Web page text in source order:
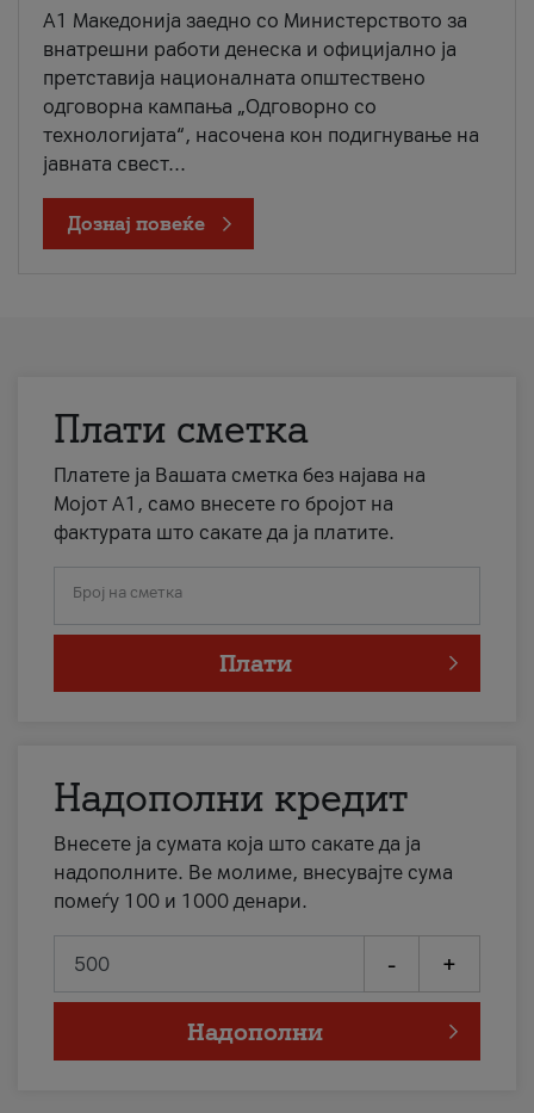
A1 Македонија заедно со Министерството за
внатрешни работи денеска и официјално ја
претставија националната општествено
одговорна кампања „Одговорно со
технологијата“, насочена кон подигнување на
јавната свест...
Дознај повеќе
Плати сметка
Платете ја Вашата сметка без најава на
Мојот А1, само внесете го бројот на
фактурата што сакате да ја платите.
Број на сметка
Плати
Надополни кредит
Внесете ја сумата која што сакате да ја
надополните. Ве молиме, внесувајте сума
помеѓу 100 и 1000 денари.
- +
Надополни